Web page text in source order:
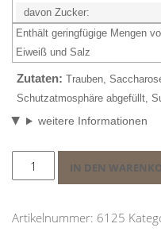
davon Zucker:
Enthält geringfügige Mengen
Eiweiß und Salz
Zutaten: Trauben,
Schutzatmosphäre abgefüllt,
weitere Informationen
61252024er
Müller-
Qualitätswein
IN DEN
Artikelnummer: 6125